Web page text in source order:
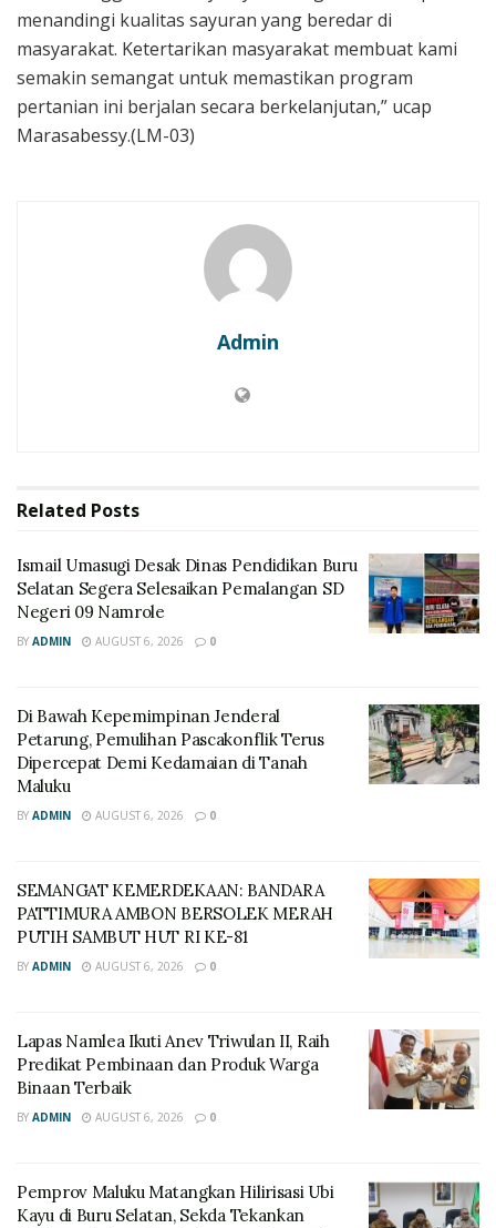
menandingi kualitas sayuran yang beredar di
masyarakat. Ketertarikan masyarakat membuat kami
semakin semangat untuk memastikan program
pertanian ini berjalan secara berkelanjutan,” ucap
Marasabessy.(LM-03)
Admin
Related Posts
Ismail Umasugi Desak Dinas Pendidikan Buru
Selatan Segera Selesaikan Pemalangan SD
Negeri 09 Namrole
BY ADMIN AUGUST 6, 2026 0
Di Bawah Kepemimpinan Jenderal
Petarung, Pemulihan Pascakonflik Terus
Dipercepat Demi Kedamaian di Tanah
Maluku
BY ADMIN AUGUST 6, 2026 0
SEMANGAT KEMERDEKAAN: BANDARA
PATTIMURA AMBON BERSOLEK MERAH
PUTIH SAMBUT HUT RI KE-81
BY ADMIN AUGUST 6, 2026 0
Lapas Namlea Ikuti Anev Triwulan II, Raih
Predikat Pembinaan dan Produk Warga
Binaan Terbaik
BY ADMIN AUGUST 6, 2026 0
‎Pemprov Maluku Matangkan Hilirisasi Ubi
Kayu di Buru Selatan, Sekda Tekankan